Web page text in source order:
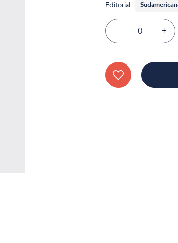
Editorial:
- +